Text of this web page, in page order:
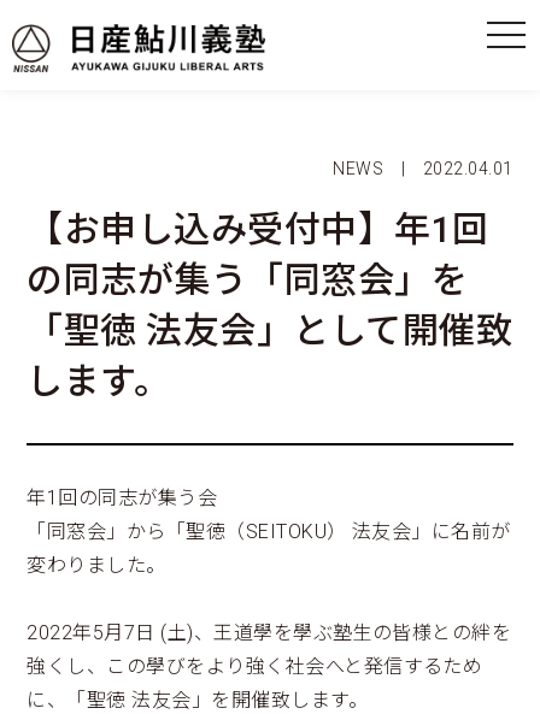
NEWS | 2022.04.01
【お申し込み受付中】年1回
の同志が集う「同窓会」を
「聖徳 法友会」として開催致
します。
年1回の同志が集う会
「同窓会」から「聖徳（SEITOKU） 法友会」に名前が
変わりました。
2022年5月7日 (土)、王道學を學ぶ塾生の皆様との絆を
強くし、この學びをより強く社会へと発信するため
に、「聖徳 法友会」を開催致します。